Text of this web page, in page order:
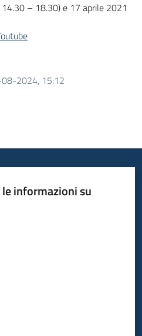
14.30 – 18.30) e 17 aprile 2021
2024, 15:12
informazioni su